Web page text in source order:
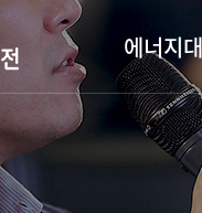
에너지